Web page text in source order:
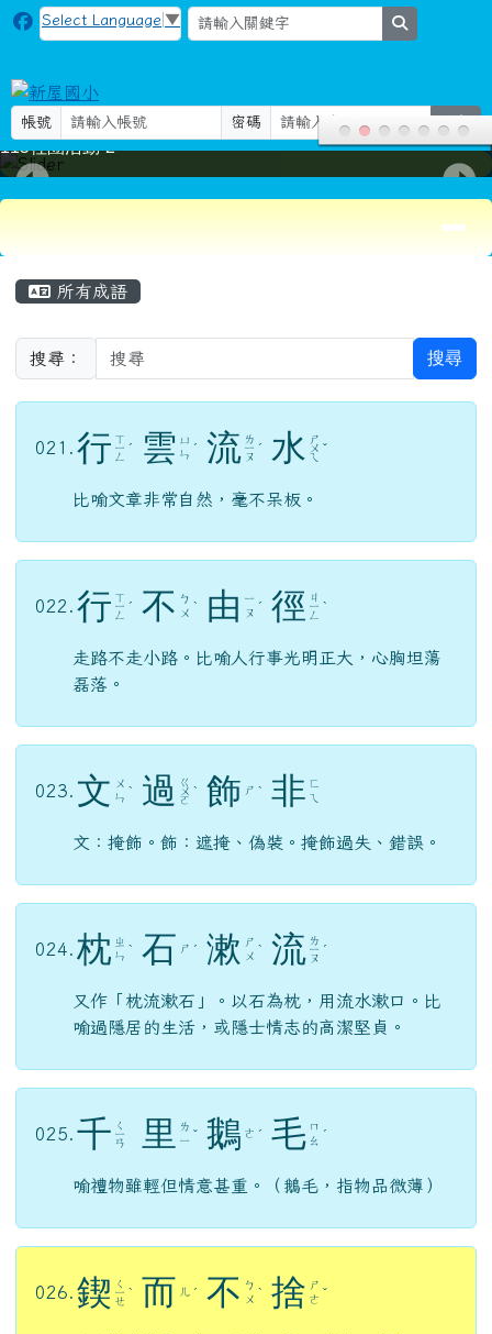
跳至主內容區
新屋國小
Select Language ▼
帳號 密碼 登入
115社團活動-2
所有成語
搜尋： 搜尋
021. 行 ㄒ
ㄧ
ㄥ
ˊ 雲 ㄩ
ㄣ ˊ 流 ㄌ
ㄧ
ㄡ
ˊ 水 ㄕ
ㄨ
ㄟ
ˇ
比喻文章非常自然，毫不呆板。
022. 行 ㄒ
ㄧ
ㄥ
ˊ 不 ㄅ
ㄨ ˋ 由 ㄧ
ㄡ ˊ 徑 ㄐ
ㄧ
ㄥ
ˋ
走路不走小路。比喻人行事光明正大，心胸坦蕩
磊落。
023. 文 ㄨ
ㄣ ˋ 過 ㄍ
ㄨ
ㄛ
ˋ 飾 ㄕ ˋ 非 ㄈ
ㄟ
文：掩飾。飾：遮掩、偽裝。掩飾過失、錯誤。
024. 枕 ㄓ
ㄣ ˋ 石 ㄕ ˊ 漱 ㄕ
ㄨ ˋ 流 ㄌ
ㄧ
ㄡ
ˊ
又作「枕流漱石」。以石為枕，用流水漱口。比
喻過隱居的生活，或隱士情志的高潔堅貞。
025. 千 ㄑ
ㄧ
ㄢ 里
ㄌ
ㄧ ˇ 鵝 ㄜ ˊ 毛 ㄇ
ㄠ ˊ
喻禮物雖輕但情意甚重。（鵝毛，指物品微薄）
026. 鍥 ㄑ
ㄧ
ㄝ
ˋ 而 ㄦ ˊ 不 ㄅ
ㄨ ˋ 捨 ㄕ
ㄜ ˇ